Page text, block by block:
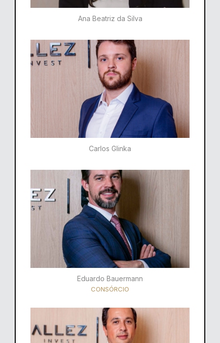
Ana Beatriz da Silva
Carlos Glinka
Eduardo Bauermann
CONSÓRCIO